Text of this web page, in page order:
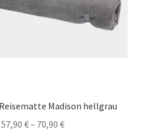
Madison hellgrau
57,90 €– 70,90 €